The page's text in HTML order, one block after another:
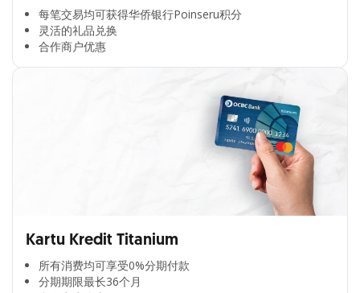
每笔交易均可获得华侨银行Poinseru积分​
灵活的礼品兑换​
合作商户优惠​
Kartu Kredit Titanium
所有消费均可享受0%分期付款​
分期期限最长36个月​